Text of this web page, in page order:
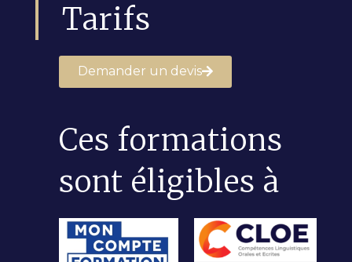
Tarifs
Demander un devis
Ces formations
sont éligibles à